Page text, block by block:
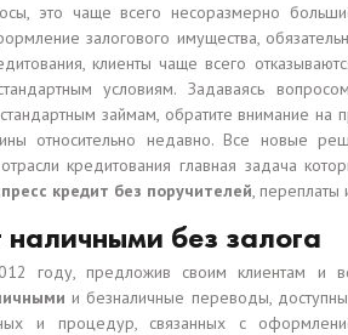
это чаще всего несоразмерно
залогового имущества,
клиенты чаще всего
условиям. Задаваясь
займам, обратите внимание на
относительно недавно. Все новые
кредитования главная задача
кредит без поручителей, переплаты
наличными без залога
году, предложив своим клиентам и
и безналичные переводы,
и процедур, связанных с